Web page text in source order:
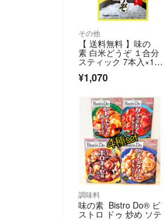
その他
【 送料無料 】味の
素 白米どうぞ １合分
スティック 7本入×1
袋 糖質ケア 低GI 食物
繊維 まとめ買い
¥1,070
調味料
味の素 Bistro Do® ビ
ストロ ドゥ 炒め ソテ